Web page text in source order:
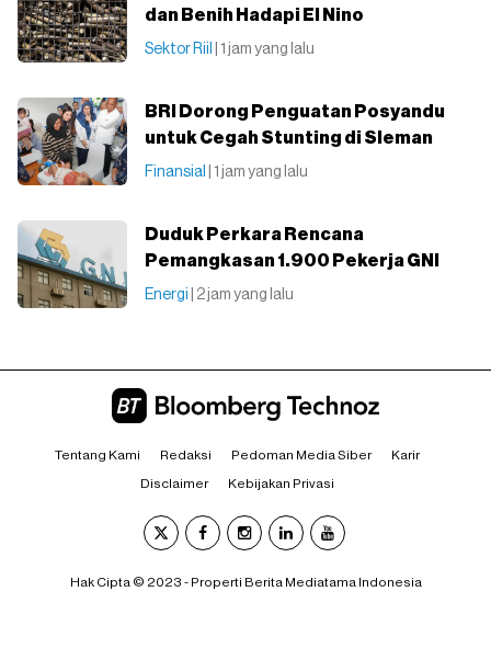
dan Benih Hadapi El Nino
Sektor Riil | 1 jam yang lalu
BRI Dorong Penguatan Posyandu
untuk Cegah Stunting di Sleman
Finansial | 1 jam yang lalu
Duduk Perkara Rencana
Pemangkasan 1.900 Pekerja GNI
Energi | 2 jam yang lalu
Tentang Kami Redaksi Pedoman Media Siber Karir
Disclaimer Kebijakan Privasi
Hak Cipta © 2023 - Properti Berita Mediatama Indonesia